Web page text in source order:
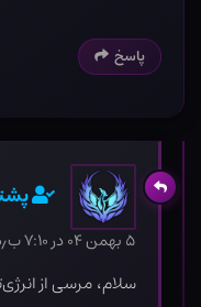
پاسخ
۵ بهمن ۰۴ در ۷:۱۰ ب٫ظ
سلام، مرسی از